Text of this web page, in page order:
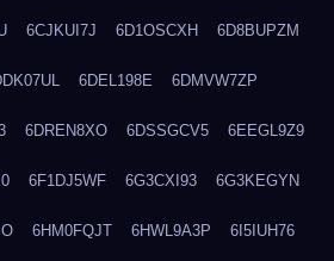
6CJKUI7J 6D1OSCXH 6D8BUPZM
6DEL198E 6DMVW7ZP
6DREN8XO 6DSSGCV5 6EEGL9Z9
6F1DJ5WF 6G3CXI93 6G3KEGYN
6HM0FQJT 6HWL9A3P 6I5IUH76